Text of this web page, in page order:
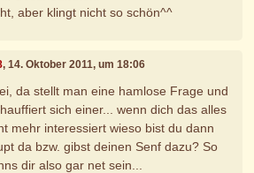
aber klingt nicht so schön^^
, 14. Oktober 2011, um 18:06
da stellt man eine hamlose Frage und
sich einer... wenn dich das alles
mehr interessiert wieso bist du dann
da bzw. gibst deinen Senf dazu? So
dir also gar net sein...